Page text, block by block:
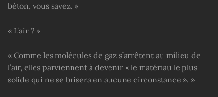
béton, vous savez. »
« L’air ? »
« Comme les molécules de gaz s’arrêtent au milieu de
l’air, elles parviennent à devenir « le matériau le plus
solide qui ne se brisera en aucune circonstance ». »